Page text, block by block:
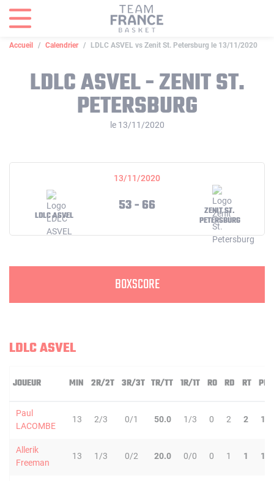
Accueil Calendrier LDLC ASVEL vs Zenit St. Petersburg le 13/11/2020
LDLC ASVEL - ZENIT ST.
PETERSBURG
le 13/11/2020
13/11/2020
LDLC ASVEL
53 - 66
ZENIT ST.
PETERSBURG
BOXSCORE
LDLC ASVEL
JOUEUR MIN 2R/2T 3R/3T TR/TT 1R/1T RO RD RT PD
Paul
LACOMBE
13 2/3 0/1 50.0 1/3 0 2 2 1
Allerik
Freeman
13 1/3 0/2 20.0 0/0 0 1 1 1
Panneau de gestion des cookies